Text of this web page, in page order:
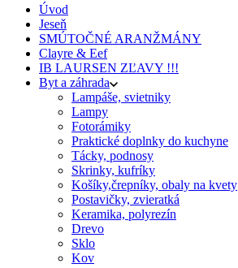
Úvod
Jeseň
SMÚTOČNÉ ARANŽMÁNY
Clayre & Eef
IB LAURSEN ZĽAVY !!!
Byt a záhrada
Lampáše, svietniky
Lampy
Fotorámiky
Praktické doplnky do kuchyne
Tácky, podnosy
Skrinky, kufríky
Košíky,črepníky, obaly na kvety
Postavičky, zvieratká
Keramika, polyrezín
Drevo
Sklo
Kov